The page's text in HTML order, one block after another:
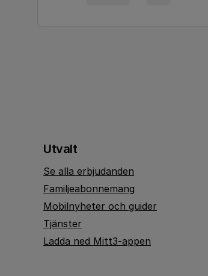
Utvalt
Se alla erbjudanden
Familjeabonnemang
Mobilnyheter och guider
Tjänster
Ladda ned Mitt3-appen